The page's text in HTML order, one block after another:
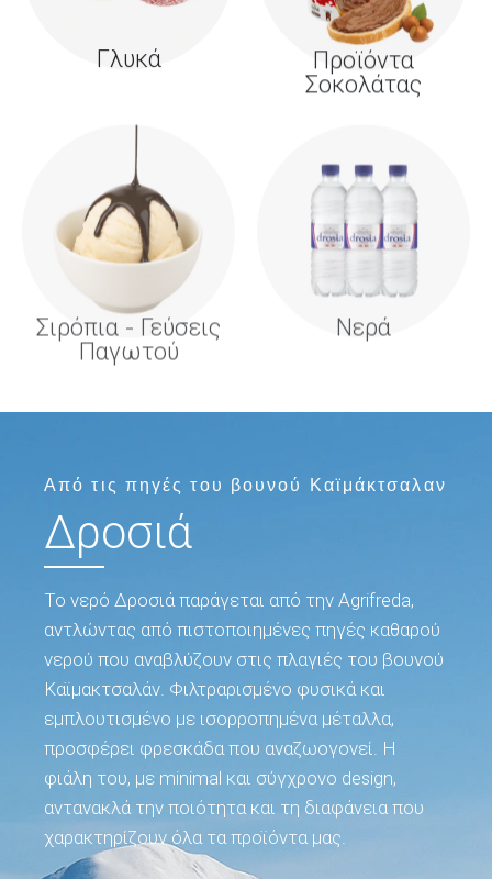
Γλυκά
Προϊόντα
Σοκολάτας
Σιρόπια - Γεύσεις
Παγωτού
Νερά
Από τις πηγές του βουνού Καϊμάκτσαλαν
Δροσιά
Το νερό Δροσιά παράγεται από την Agrifreda,
αντλώντας από πιστοποιημένες πηγές καθαρού
νερού που αναβλύζουν στις πλαγιές του βουνού
Καϊμακτσαλάν. Φιλτραρισμένο φυσικά και
εμπλουτισμένο με ισορροπημένα μέταλλα,
προσφέρει φρεσκάδα που αναζωογονεί. Η
φιάλη του, με minimal και σύγχρονο design,
αντανακλά την ποιότητα και τη διαφάνεια που
χαρακτηρίζουν όλα τα προϊόντα μας.